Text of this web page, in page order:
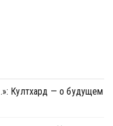
Култхард — о будущем